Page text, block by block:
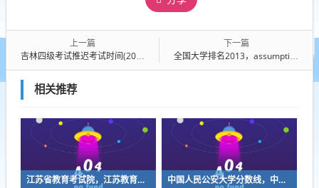
上一篇
吉林四级考试推迟考试时间(2022下半年吉林英语四六级笔试延期考试时间公告[2023年3月12日])
下一篇
全国大学排名2013，assumption university世界排名
相关推荐
江苏省教育考试院，江苏教育考试院下载凯发k8官网怎么登录 中国人民公安大学分数线，中国人民公安大学17年录取分数线